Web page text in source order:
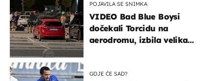
POJAVILA SE SNIMKA
VIDEO Bad Blue Boysi
dočekali Torcidu na
aerodromu, izbila velika
GDJE ĆE SAD?